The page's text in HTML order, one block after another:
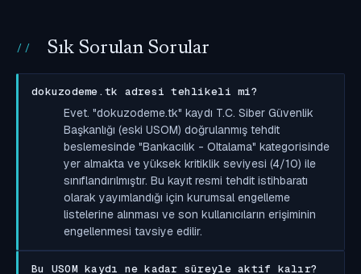
Sık Sorulan Sorular
dokuzodeme.tk adresi tehlikeli mi?
Evet. "dokuzodeme.tk" kaydı T.C. Siber Güvenlik
Başkanlığı (eski USOM) doğrulanmış tehdit
beslemesinde "Bankacılık - Oltalama" kategorisinde
yer almakta ve yüksek kritiklik seviyesi (4/10) ile
sınıflandırılmıştır. Bu kayıt resmi tehdit istihbaratı
olarak yayımlandığı için kurumsal engelleme
listelerine alınması ve son kullanıcıların erişiminin
engellenmesi tavsiye edilir.
Bu USOM kaydı ne kadar süreyle aktif kalır?